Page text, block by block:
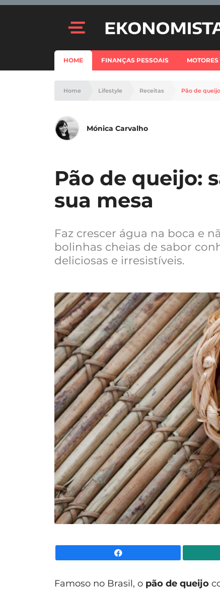
HOME FINANÇAS PESSOAIS MOTORES
Home Lifestyle Receitas Pão de
Mónica Carvalho
Pão de queijo:
sua mesa
Faz crescer água na boca e
bolinhas cheias de sabor
deliciosas e irresistíveis.
Famoso no Brasil, o pão de queijo